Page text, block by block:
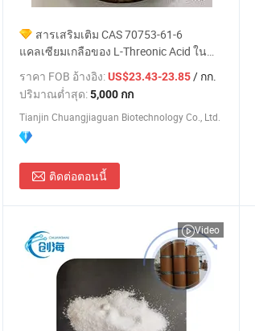
สารเสริมเติม CAS 70753-61-6
แคลเซียมเกลือของ L-Threonic Acid ใน
ราคาที่ดีที่สุด
ราคา FOB อ้างอิง:US$23.43-23.85/ กก.
ปริมาณต่ำสุด:5,000 กก
Tianjin Chuangjiaguan Biotechnology Co., Ltd.
ติดต่อตอนนี้
Video